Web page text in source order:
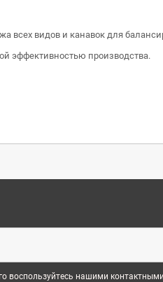
видов и канавок для
эффективностью производства.
воспользуйтесь нашими